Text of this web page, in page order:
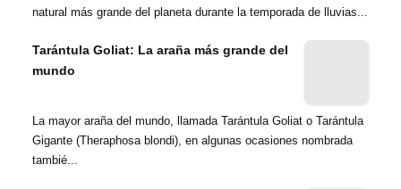
natural más grande del planeta durante la temporada de lluvias...
Tarántula Goliat: La araña más grande del
mundo
La mayor araña del mundo, llamada Tarántula Goliat o Tarántula
Gigante (Theraphosa blondi), en algunas ocasiones nombrada
tambié...